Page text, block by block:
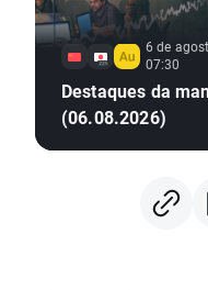
6 de
07:30
Destaques da
(06.08.2026)